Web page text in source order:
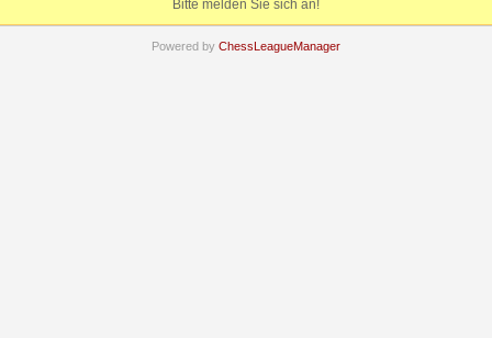
Bitte melden Sie sich an!
Powered by ChessLeagueManager